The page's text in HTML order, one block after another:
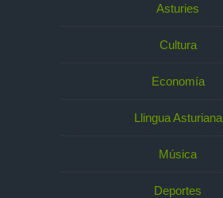
Asturies
Cultura
Economía
Llingua Asturiana
Música
Deportes